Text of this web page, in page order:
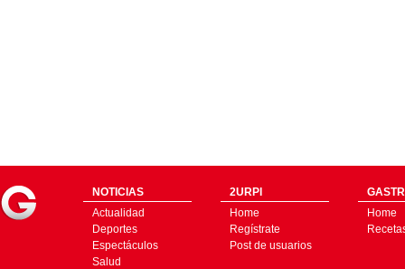
NOTICIAS
Actualidad
Deportes
Espectáculos
Salud
2URPI
Home
Regístrate
Post de usuarios
Home